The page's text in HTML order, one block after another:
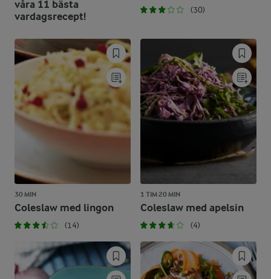
våra 11 bästa
vardagsrecept!
(30)
30 MIN
Coleslaw med lingon
(14)
1 TIM 20 MIN
Coleslaw med apelsin
(4)